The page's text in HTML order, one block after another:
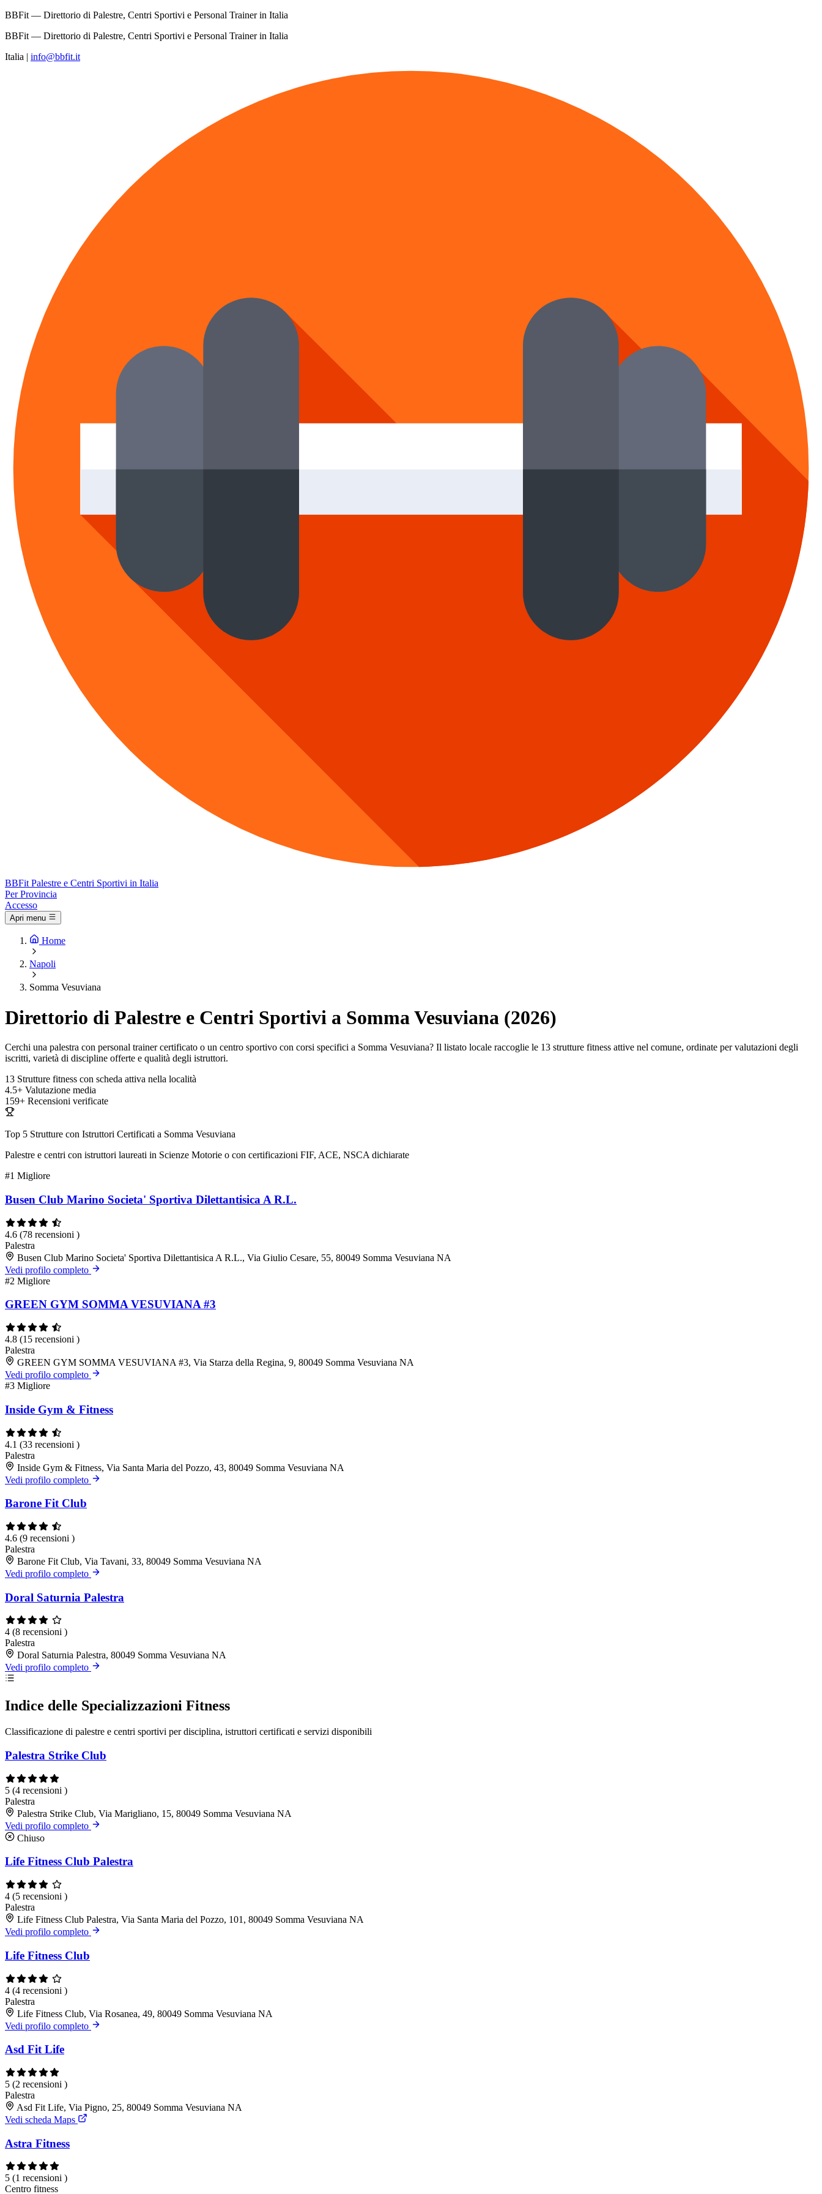
BBFit — Direttorio di Palestre, Centri Sportivi e Personal Trainer in Italia
BBFit — Direttorio di Palestre, Centri Sportivi e Personal Trainer in Italia
Italia | info@bbfit.it
BBFit Palestre e Centri Sportivi in Italia
Per Provincia
Accesso
Apri menu
Home
Napoli
Somma Vesuviana
Direttorio di Palestre e Centri Sportivi a Somma Vesuviana (2026)
Cerchi una palestra con personal trainer certificato o un centro sportivo con corsi specifici a Somma Vesuviana? Il listato locale raccoglie le 13 strutture fitness attive nel comune, ordinate per valutazioni degli
iscritti, varietà di discipline offerte e qualità degli istruttori.
13 Strutture fitness con scheda attiva nella località
4.5+ Valutazione media
159+ Recensioni verificate
Top 5 Strutture con Istruttori Certificati a Somma Vesuviana
Palestre e centri con istruttori laureati in Scienze Motorie o con certificazioni FIF, ACE, NSCA dichiarate
#1 Migliore
Busen Club Marino Societa' Sportiva Dilettantisica A R.L.
4.6 (78 recensioni )
Palestra
Busen Club Marino Societa' Sportiva Dilettantisica A R.L., Via Giulio Cesare, 55, 80049 Somma Vesuviana NA
Vedi profilo completo
#2 Migliore
GREEN GYM SOMMA VESUVIANA #3
4.8 (15 recensioni )
Palestra
GREEN GYM SOMMA VESUVIANA #3, Via Starza della Regina, 9, 80049 Somma Vesuviana NA
Vedi profilo completo
#3 Migliore
Inside Gym & Fitness
4.1 (33 recensioni )
Palestra
Inside Gym & Fitness, Via Santa Maria del Pozzo, 43, 80049 Somma Vesuviana NA
Vedi profilo completo
Barone Fit Club
4.6 (9 recensioni )
Palestra
Barone Fit Club, Via Tavani, 33, 80049 Somma Vesuviana NA
Vedi profilo completo
Doral Saturnia Palestra
4 (8 recensioni )
Palestra
Doral Saturnia Palestra, 80049 Somma Vesuviana NA
Vedi profilo completo
Indice delle Specializzazioni Fitness
Classificazione di palestre e centri sportivi per disciplina, istruttori certificati e servizi disponibili
Palestra Strike Club
5 (4 recensioni )
Palestra
Palestra Strike Club, Via Marigliano, 15, 80049 Somma Vesuviana NA
Vedi profilo completo
Chiuso
Life Fitness Club Palestra
4 (5 recensioni )
Palestra
Life Fitness Club Palestra, Via Santa Maria del Pozzo, 101, 80049 Somma Vesuviana NA
Vedi profilo completo
Life Fitness Club
4 (4 recensioni )
Palestra
Life Fitness Club, Via Rosanea, 49, 80049 Somma Vesuviana NA
Vedi profilo completo
Asd Fit Life
5 (2 recensioni )
Palestra
Asd Fit Life, Via Pigno, 25, 80049 Somma Vesuviana NA
Vedi scheda Maps
Astra Fitness
5 (1 recensioni )
Centro fitness